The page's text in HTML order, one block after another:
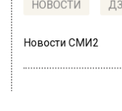
НОВОСТИ
Новости СМИ2